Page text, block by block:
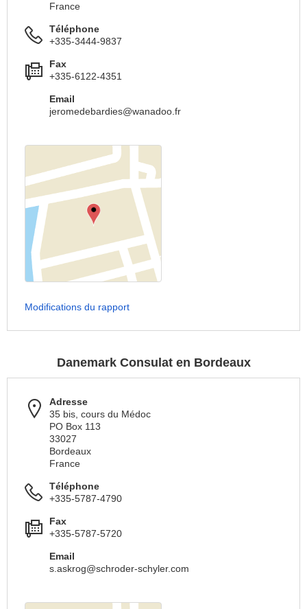
France
Téléphone
+335-3444-9837
Fax
+335-6122-4351
Email
jeromedebardies@wanadoo.fr
Modifications du rapport
Danemark Consulat en Bordeaux
Adresse
35 bis, cours du Médoc
PO Box 113
33027
Bordeaux
France
Téléphone
+335-5787-4790
Fax
+335-5787-5720
Email
s.askrog@schroder-schyler.com